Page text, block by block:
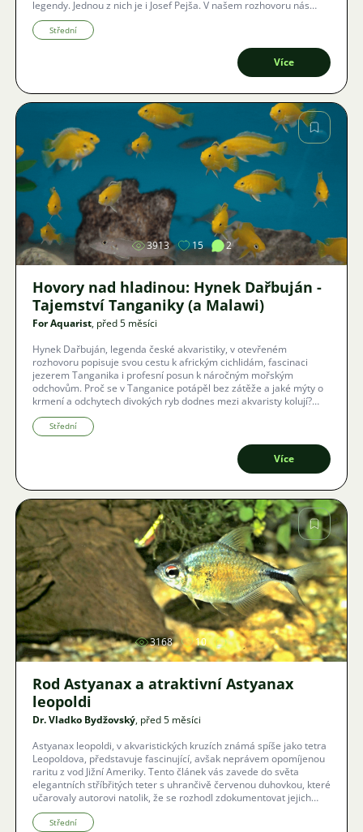
legendy. Jednou z nich je i Josef Pejša. V našem rozhovoru nás
provede fascinující cestou od prvních gupek v pětilitrových
„elementkách“ až k absolutnímu vítězství v královské disciplíně –
šlechtění terčovců. Jak se rodí světový úspěch z ryzí improvizace a
Střední
Více
3913 15 2
Hovory nad hladinou: Hynek Dařbuján -
Tajemství Tanganiky (a Malawi)
For Aquarist, před 5 měsíci
Hynek Dařbuján, legenda české akvaristiky, v otevřeném
rozhovoru popisuje svou cestu k africkým cichlidám, fascinaci
jezerem Tanganika i profesní posun k náročným mořským
odchovům. Proč se v Tanganice potápěl bez zátěže a jaké mýty o
krmení a odchytech divokých ryb dodnes mezi akvaristy kolují?
Ponořte se do příběhu muže, pro kterého je akvaristika celoživotní
výzvou i splněným snem.
Střední
Více
Obrázek
3168 10
Rod Astyanax a atraktivní Astyanax
leopoldi
Dr. Vladko Bydžovský, před 5 měsíci
Astyanax leopoldi, v akvaristických kruzích známá spíše jako tetra
Leopoldova, představuje fascinující, avšak neprávem opomíjenou
raritu z vod Jižní Ameriky. Tento článek vás zavede do světa
elegantních stříbřitých teter s uhrančivě červenou duhovkou, které
učarovaly autorovi natolik, že se rozhodl zdokumentovat jejich
chov i nelehkou cestu k úspěšnému rozmnožení.
Střední